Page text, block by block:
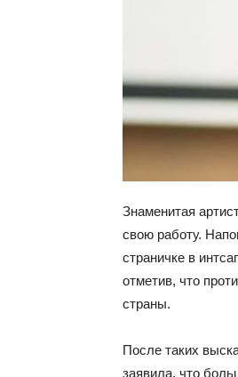
Знаменитая
свою работу.
страничке в
отметив, что
страны.
После таких
заявила, что